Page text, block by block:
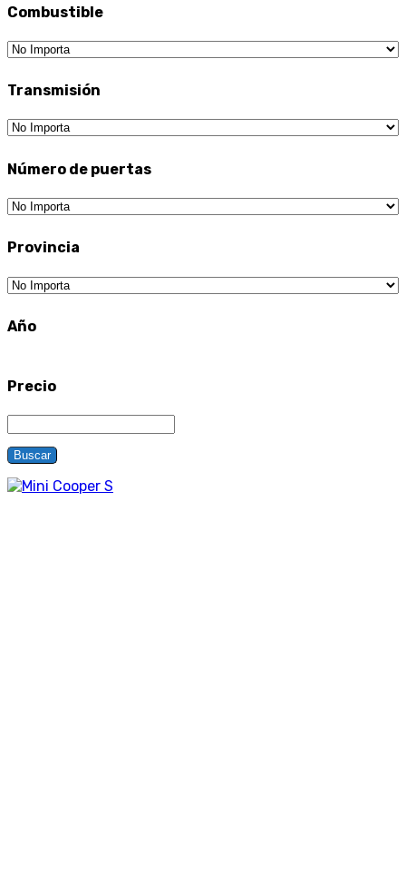
Combustible
Transmisión
Número de puertas
Provincia
Año
Precio
Buscar